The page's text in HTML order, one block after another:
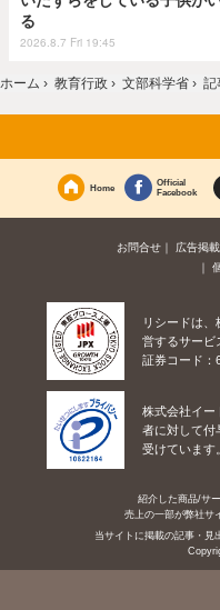
る
2026.8.7 Fri 19:45
ホーム › 教育行政 › 文部科学省 › 記
Home
Official
Facebook
お問合せ 広告掲載
リシードは
営するサービ
証券コード：
株式会社イー
者に対して付
受けています。
紹介した商品/サ
売上の一部が弊社サ
当サイトに掲載の記事・見